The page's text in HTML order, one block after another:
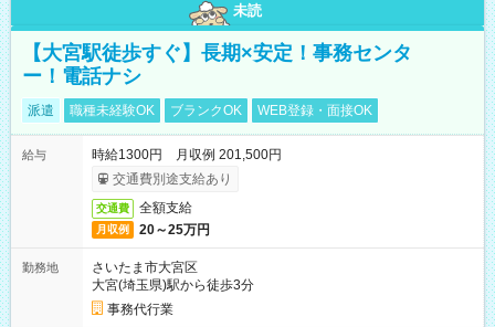
未読
【大宮駅徒歩すぐ】長期×安定！事務センタ
ー！電話ナシ
派遣 職種未経験OK ブランクOK WEB登録・面接OK
給与
時給1300円 月収例 201,500円
交通費別途支給あり
交通費 全額支給
月収例 20～25万円
勤務地
さいたま市大宮区
大宮(埼玉県)駅から徒歩3分
事務代行業